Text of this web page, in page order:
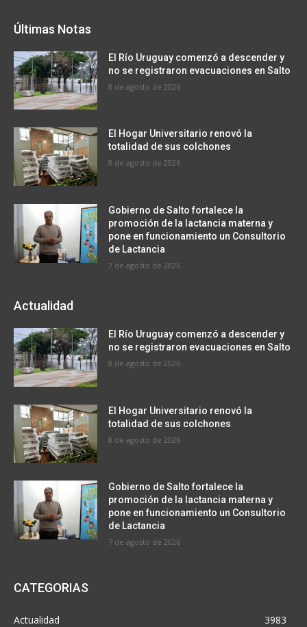
Últimas Notas
El Río Uruguay comenzó a descender y
no se registraron evacuaciones en Salto
8 de agosto de 2026
El Hogar Universitario renovó la
totalidad de sus colchones
8 de agosto de 2026
Gobierno de Salto fortalece la
promoción de la lactancia materna y
pone en funcionamiento un Consultorio
de Lactancia
7 de agosto de 2026
Actualidad
El Río Uruguay comenzó a descender y
no se registraron evacuaciones en Salto
8 de agosto de 2026
El Hogar Universitario renovó la
totalidad de sus colchones
8 de agosto de 2026
Gobierno de Salto fortalece la
promoción de la lactancia materna y
pone en funcionamiento un Consultorio
de Lactancia
7 de agosto de 2026
CATEGORIAS
Actualidad 3983